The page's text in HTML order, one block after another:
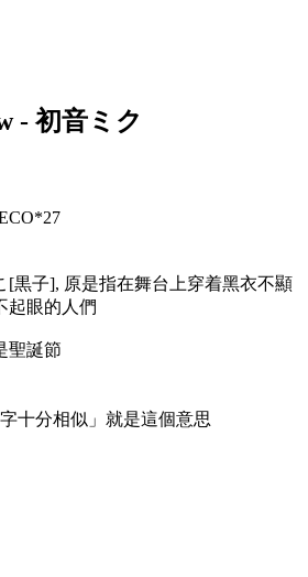
- 初音ミク
[黒子], 原是指在舞台上穿着黑衣不顯
起眼的人們
聖誕節
十分相似」就是這個意思